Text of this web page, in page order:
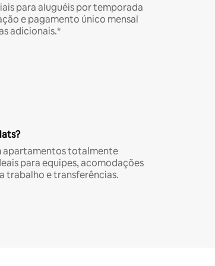
para aluguéis por temporada
e pagamento único mensal
adicionais.*
apartamentos totalmente
para equipes, acomodações
trabalho e transferências.